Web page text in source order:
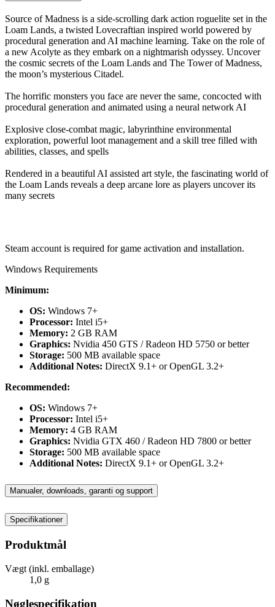
Source of Madness is a side-scrolling dark action roguelite set in the
Loam Lands, a twisted Lovecraftian inspired world powered by
procedural generation and AI machine learning. Take on the role of
a new Acolyte as they embark on a nightmarish odyssey. Uncover
the cosmic secrets of the Loam Lands and The Tower of Madness,
the moon’s mysterious Citadel.
The horrific monsters you face are never the same, concocted with
procedural generation and animated using a neural network AI
Explosive close-combat magic, labyrinthine environmental
exploration, powerful loot management and a skill tree filled with
abilities, classes, and spells
Rendered in a beautiful AI assisted art style, the fascinating world of
the Loam Lands reveals a deep arcane lore as players uncover its
many secrets
Steam account is required for game activation and installation.
Windows Requirements
Minimum:
OS: Windows 7+
Processor: Intel i5+
Memory: 2 GB RAM
Graphics: Nvidia 450 GTS / Radeon HD 5750 or better
Storage: 500 MB available space
Additional Notes: DirectX 9.1+ or OpenGL 3.2+
Recommended:
OS: Windows 7+
Processor: Intel i5+
Memory: 4 GB RAM
Graphics: Nvidia GTX 460 / Radeon HD 7800 or better
Storage: 500 MB available space
Additional Notes: DirectX 9.1+ or OpenGL 3.2+
Manualer, downloads, garanti og support
Specifikationer
Produktmål
Vægt (inkl. emballage)
1,0 g
Nøglespecifikation